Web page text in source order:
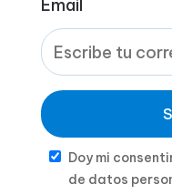
Email
Doy mi
de datos